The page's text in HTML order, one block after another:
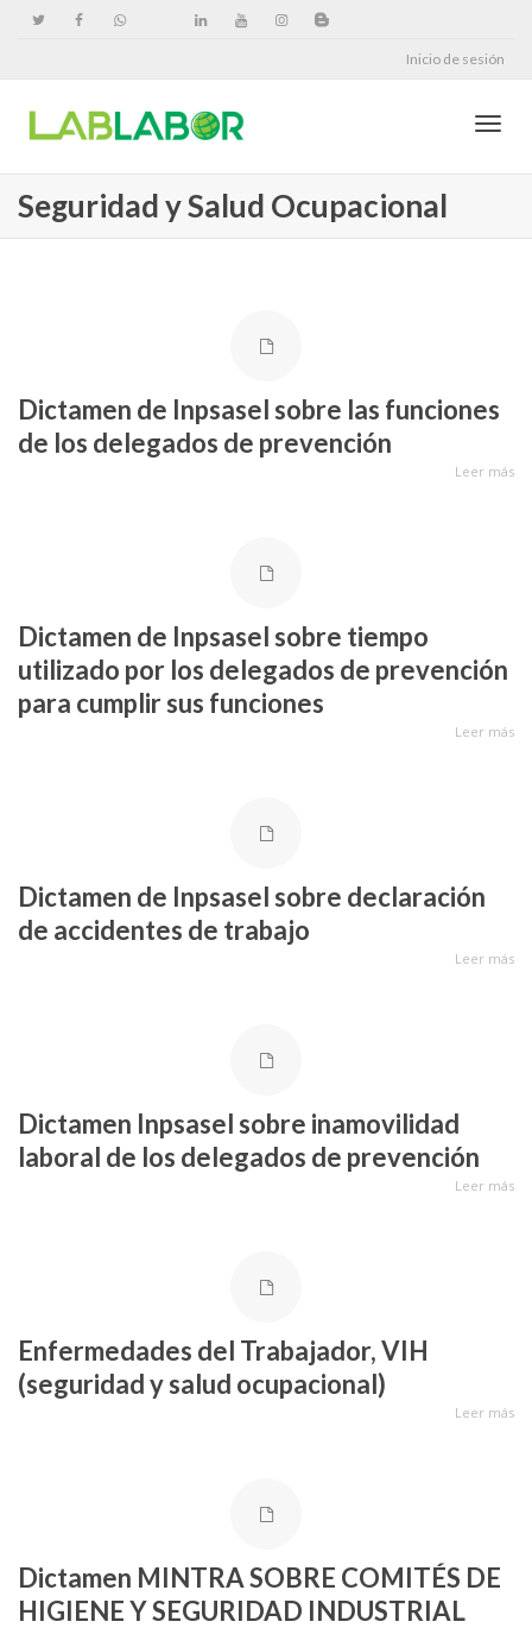
Inicio de sesión
Seguridad y Salud Ocupacional
Dictamen de Inpsasel sobre las funciones
de los delegados de prevención
Leer más
Dictamen de Inpsasel sobre tiempo
utilizado por los delegados de prevención
para cumplir sus funciones
Leer más
Dictamen de Inpsasel sobre declaración
de accidentes de trabajo
Leer más
Dictamen Inpsasel sobre inamovilidad
laboral de los delegados de prevención
Leer más
Enfermedades del Trabajador, VIH
(seguridad y salud ocupacional)
Leer más
Dictamen MINTRA SOBRE COMITÉS DE
HIGIENE Y SEGURIDAD INDUSTRIAL